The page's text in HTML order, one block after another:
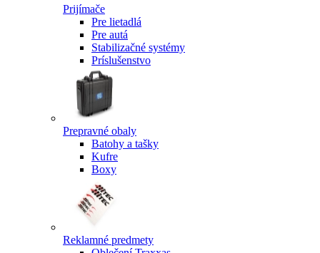
Prijímače
Pre lietadlá
Pre autá
Stabilizačné systémy
Príslušenstvo
Prepravné obaly
Batohy a tašky
Kufre
Boxy
Reklamné predmety